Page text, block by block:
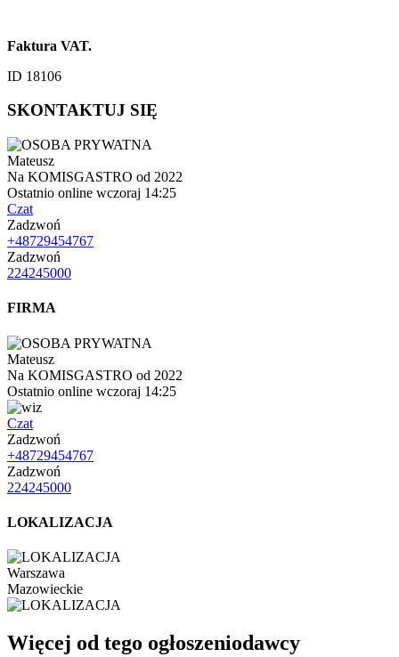
Faktura VAT.
ID 18106
SKONTAKTUJ SIĘ
Mateusz
Na KOMISGASTRO od 2022
Ostatnio online wczoraj 14:25
Czat
Zadzwoń
+48729454767
Zadzwoń
224245000
FIRMA
Mateusz
Na KOMISGASTRO od 2022
Ostatnio online wczoraj 14:25
Czat
Zadzwoń
+48729454767
Zadzwoń
224245000
LOKALIZACJA
Warszawa
Mazowieckie
Więcej od tego ogłoszeniodawcy